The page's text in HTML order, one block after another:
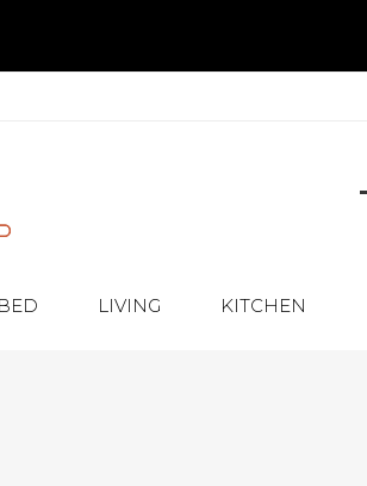
BED LIVING KITCHEN